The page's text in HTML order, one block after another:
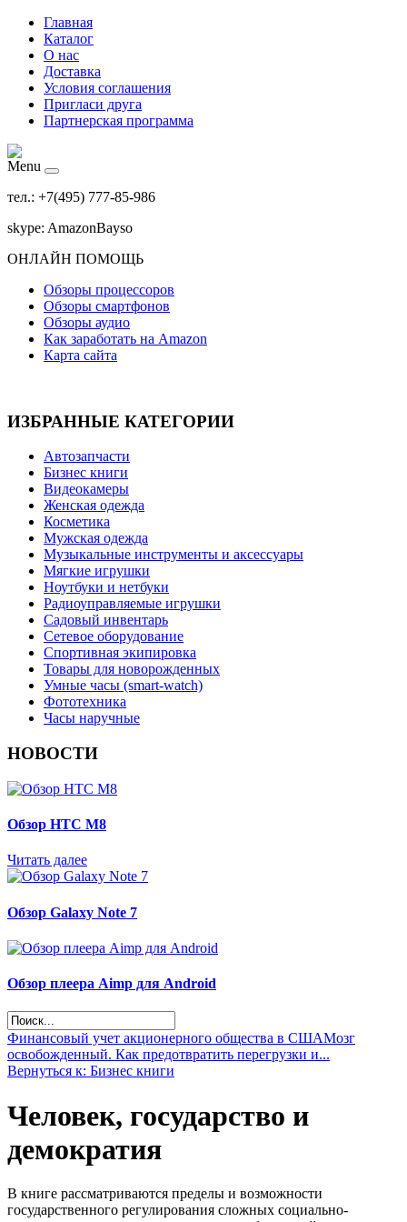
Главная
Каталог
О нас
Доставка
Условия соглашения
Пригласи друга
Партнерская программа
Menu
тел.: +7(495) 777-85-986
skype: AmazonBayso
ОНЛАЙН ПОМОЩЬ
Обзоры процессоров
Обзоры смартфонов
Обзоры аудио
Как заработать на Amazon
Карта сайта
ИЗБРАННЫЕ КАТЕГОРИИ
Автозапчасти
Бизнес книги
Видеокамеры
Женская одежда
Косметика
Мужская одежда
Музыкальные инструменты и аксессуары
Мягкие игрушки
Ноутбуки и нетбуки
Радиоуправляемые игрушки
Садовый инвентарь
Сетевое оборудование
Спортивная экипировка
Товары для новорожденных
Умные часы (smart-watch)
Фототехника
Часы наручные
НОВОСТИ
Обзор НТС М8
Читать далее
Обзор Galaxy Note 7
Обзор плеера Aimp для Android
Финансовый учет акционерного общества в СШАМозг
освобожденный. Как предотвратить перегрузки и...
Вернуться к: Бизнес книги
Человек, государство и
демократия
В книге рассматриваются пределы и возможности
государственного регулирования сложных социально-